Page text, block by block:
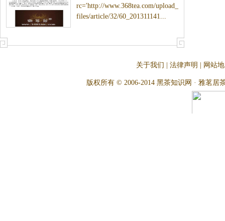
rc='http://www.368tea.com/upload_
files/article/32/60_201311141...
关于我们 法律声明 网站
版权所有 © 2006-2014 黑茶知识网 · 雅茗居